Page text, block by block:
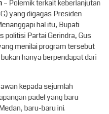
– Polemik terkait keberlanjutan
yang digagas Presiden
hal itu, Bupati
politisi Partai Gerindra, Gus
menilai program tersebut
hanya berpendapat dari
kepada sejumlah
padel yang baru
baru-baru ini.